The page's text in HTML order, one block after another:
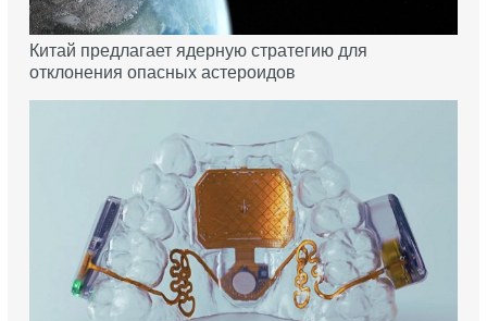
Китай предлагает ядерную стратегию для
отклонения опасных астероидов